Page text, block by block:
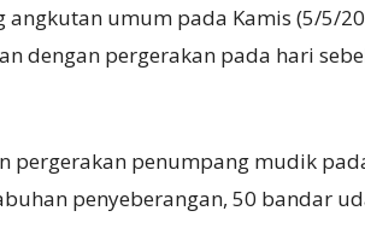
angkutan umum pada Kamis (5/5/
dengan pergerakan pada hari
pergerakan penumpang mudik
penyeberangan, 50 bandar